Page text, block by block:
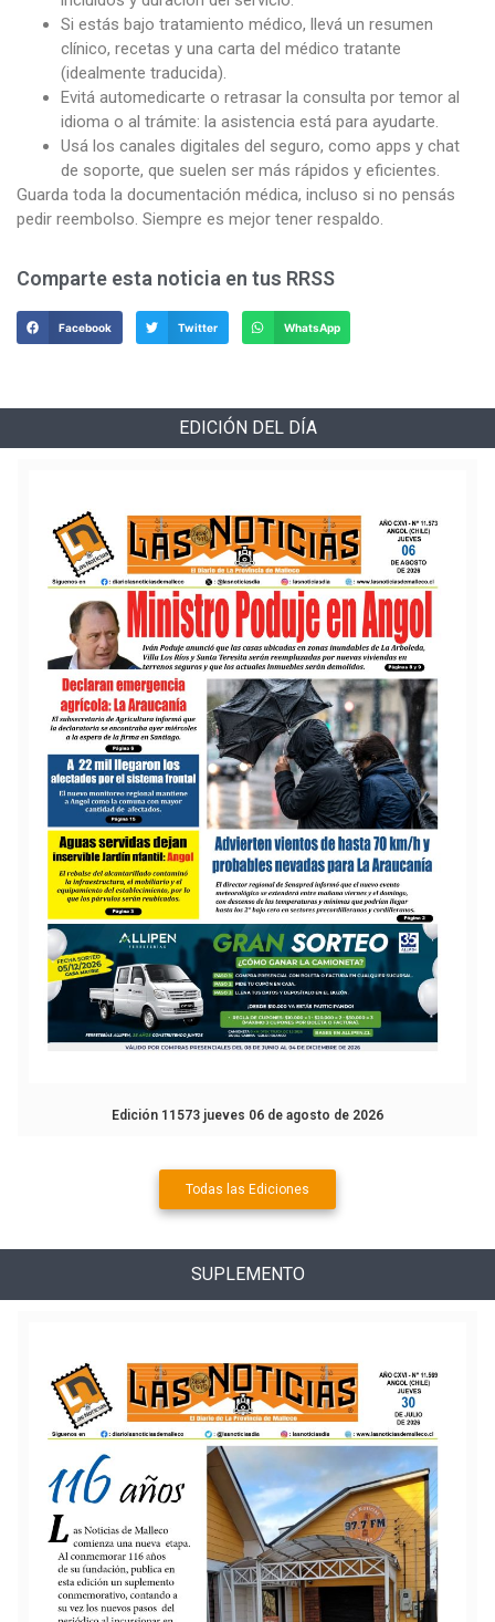
Si estás bajo tratamiento médico, llevá un resumen
clínico, recetas y una carta del médico tratante
(idealmente traducida).
Evitá automedicarte o retrasar la consulta por temor al
idioma o al trámite: la asistencia está para ayudarte.
Usá los canales digitales del seguro, como apps y chat
de soporte, que suelen ser más rápidos y eficientes.
Guarda toda la documentación médica, incluso si no pensás
pedir reembolso. Siempre es mejor tener respaldo.
Comparte esta noticia en tus RRSS
Facebook Twitter WhatsApp
EDICIÓN DEL DÍA
Edición 11573 jueves 06 de agosto de 2026
Todas las Ediciones
SUPLEMENTO